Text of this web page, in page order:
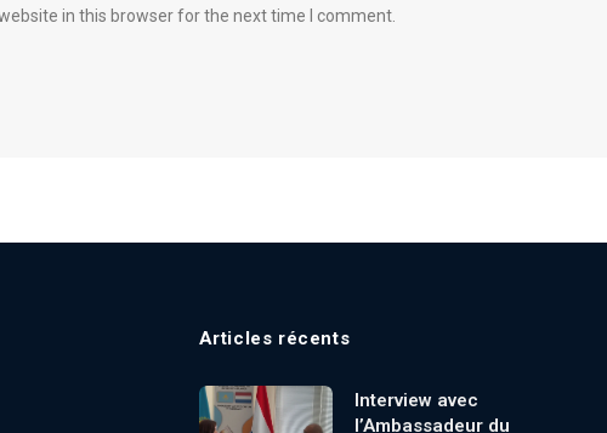
in this browser for the next time I comment.
Articles récents
Interview avec
l’Ambassadeur du